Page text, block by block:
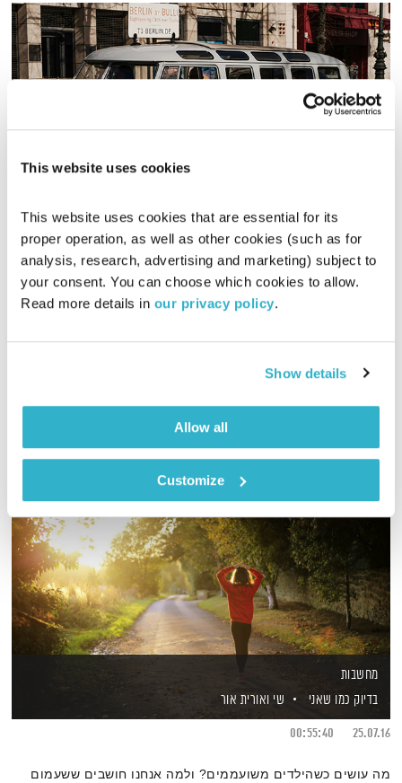
This website uses cookies
This website uses cookies that are essential for its
proper operation, as well as other cookies (such as for
analysis, research, advertising and marketing) subject to
your consent. You can choose which cookies to allow.
Read more details in our privacy policy.
Show details
Allow all
Customize
מסעותיי במרחבי הזמן – 6.6.25
מסעותיי במרחבי הזמן
דדי יצחייק
06.06.25
00:55:08
דדי יצחייק יוצא למסע מוזיקלי בן שעה, עם מוזיקה טובה מאז ועד
מחשבות
בדיוק כמו שאני
שי ואורית אור
25.07.16
00:55:40
מה עושים כשהילדים משועממים? ולמה אנחנו חושבים ששעמום